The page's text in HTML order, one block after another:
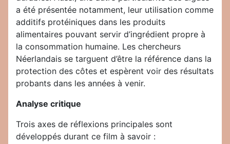
a été présentée notamment, leur utilisation comme
additifs protéiniques dans les produits
alimentaires pouvant servir d’ingrédient propre à
la consommation humaine. Les chercheurs
Néerlandais se targuent d’être la référence dans la
protection des côtes et espèrent voir des résultats
probants dans les années à venir.
Analyse critique
Trois axes de réflexions principales sont
développés durant ce film à savoir :